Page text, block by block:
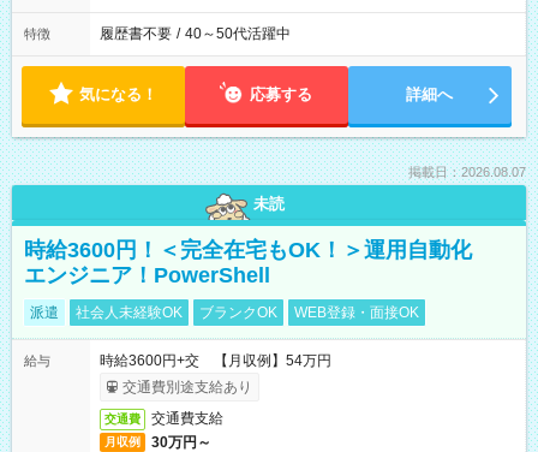
特徴 履歴書不要 / 40～50代活躍中
気になる！ 応募する 詳細へ
掲載日：2026.08.07
未読
時給3600円！＜完全在宅もOK！＞運用自動化
エンジニア！PowerShell
派遣 社会人未経験OK ブランクOK WEB登録・面接OK
給与
時給3600円+交 【月収例】54万円
交通費別途支給あり
交通費 交通費支給
月収例 30万円～